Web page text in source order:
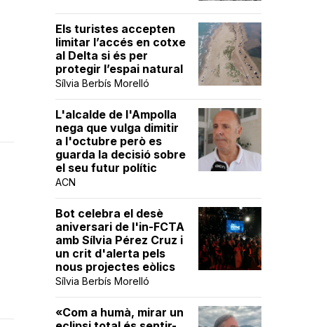
Els turistes accepten
limitar l’accés en cotxe
al Delta si és per
protegir l’espai natural
Sílvia Berbís Morelló
L'alcalde de l'Ampolla
nega que vulga dimitir
a l'octubre però es
guarda la decisió sobre
el seu futur polític
ACN
Bot celebra el desè
aniversari de l'in-FCTA
amb Sílvia Pérez Cruz i
un crit d'alerta pels
nous projectes eòlics
Sílvia Berbís Morelló
«Com a humà, mirar un